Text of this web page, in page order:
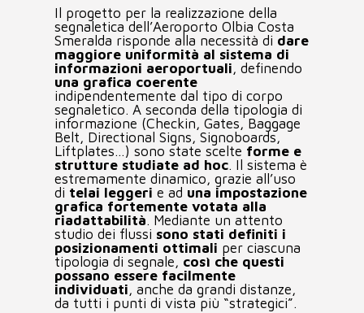
AREA CLIENTI
Il progetto per la realizzazione della
segnaletica dell’Aeroporto Olbia Costa
Smeralda risponde alla necessità di dare
maggiore uniformità al sistema di
informazioni aeroportuali, definendo
una grafica coerente
indipendentemente dal tipo di corpo
segnaletico. A seconda della tipologia di
informazione (Checkin, Gates, Baggage
Belt, Directional Signs, Signoboards,
Liftplates…) sono state scelte forme e
strutture studiate ad hoc. Il sistema è
estremamente dinamico, grazie all’uso
di telai leggeri e ad una impostazione
grafica fortemente votata alla
riadattabilità. Mediante un attento
studio dei flussi sono stati definiti i
posizionamenti ottimali per ciascuna
tipologia di segnale, così che questi
possano essere facilmente
individuati, anche da grandi distanze,
da tutti i punti di vista più “strategici”.